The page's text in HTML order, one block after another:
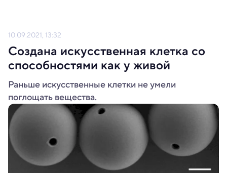
10.09.2021, 13:32
Создана искусственная клетка со
способностями как у живой
Раньше искусственные клетки не умели
поглощать вещества.